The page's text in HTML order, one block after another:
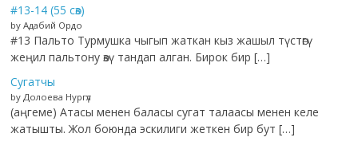
#13-14 (55 сөз)
by Адабий Ордо
#13 Пальто Турмушка чыгып жаткан кыз жашыл түстөгү
жеңил пальтону өзү тандап алган. Бирок бир […]
Сугатчы
by Долоева Нургүл
(аңгеме) Атасы менен баласы сугат талаасы менен келе
жатышты. Жол боюнда эскилиги жеткен бир бут […]